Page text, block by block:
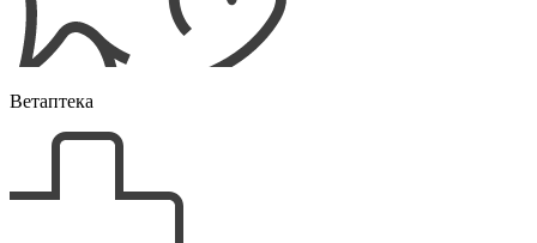
Ветаптека